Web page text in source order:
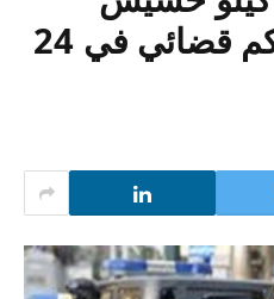
وتنفيذ 68 ألف حكم قضائي في 24